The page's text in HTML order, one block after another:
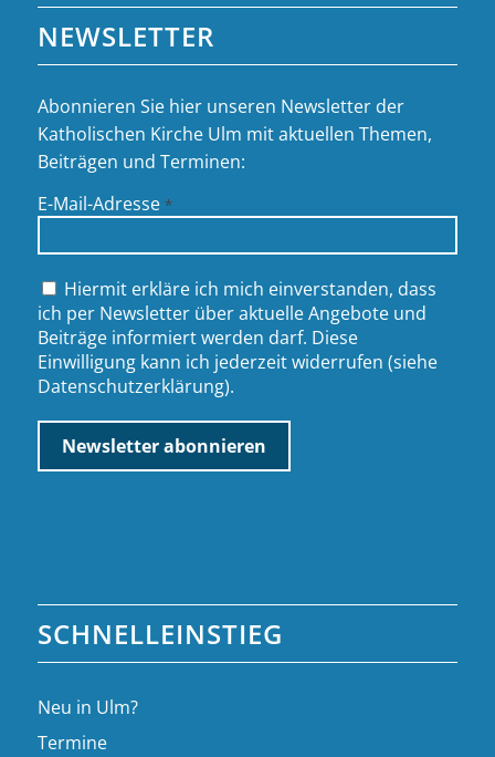
NEWSLETTER
Abonnieren Sie hier unseren Newsletter der
Katholischen Kirche Ulm mit aktuellen Themen,
Beiträgen und Terminen:
E-Mail-Adresse *
Hiermit erkläre ich mich einverstanden, dass
ich per Newsletter über aktuelle Angebote und
Beiträge informiert werden darf. Diese
Einwilligung kann ich jederzeit widerrufen (siehe
Datenschutzerklärung).
SCHNELLEINSTIEG
Neu in Ulm?
Termine